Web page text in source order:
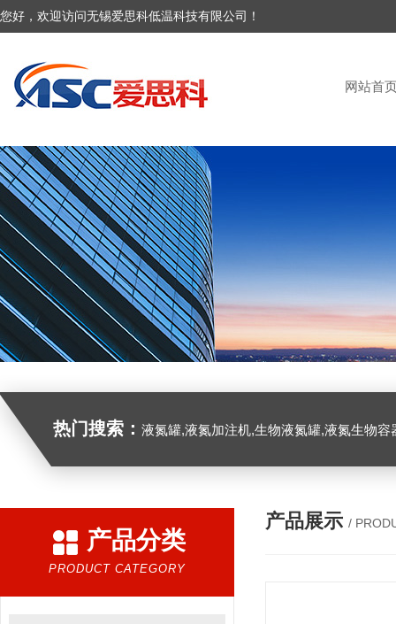
您好，欢迎访问无锡爱思科低温科技有限公司！
网站首
热门搜索： 液氮罐,液氮加注机,生物液氮罐,液氮生物容器,
产品分类
PRODUCT CATEGORY
产品展示 /